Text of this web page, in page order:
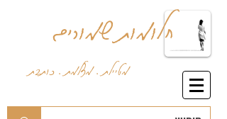
חלומות שמורים
מטיילת . מצלמת . כותבת